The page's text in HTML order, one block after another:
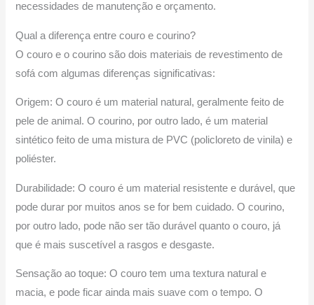
necessidades de manutenção e orçamento.
Qual a diferença entre couro e courino?
O couro e o courino são dois materiais de revestimento de
sofá com algumas diferenças significativas:
Origem: O couro é um material natural, geralmente feito de
pele de animal. O courino, por outro lado, é um material
sintético feito de uma mistura de PVC (policloreto de vinila) e
poliéster.
Durabilidade: O couro é um material resistente e durável, que
pode durar por muitos anos se for bem cuidado. O courino,
por outro lado, pode não ser tão durável quanto o couro, já
que é mais suscetível a rasgos e desgaste.
Sensação ao toque: O couro tem uma textura natural e
macia, e pode ficar ainda mais suave com o tempo. O